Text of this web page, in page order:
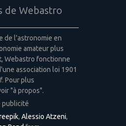
de Webastro
de l'astronomie en
amateur plus
Webastro fonctionne
association loi 1901
Pour plus
"à propos".
publicité
, Alessio Atzeni,